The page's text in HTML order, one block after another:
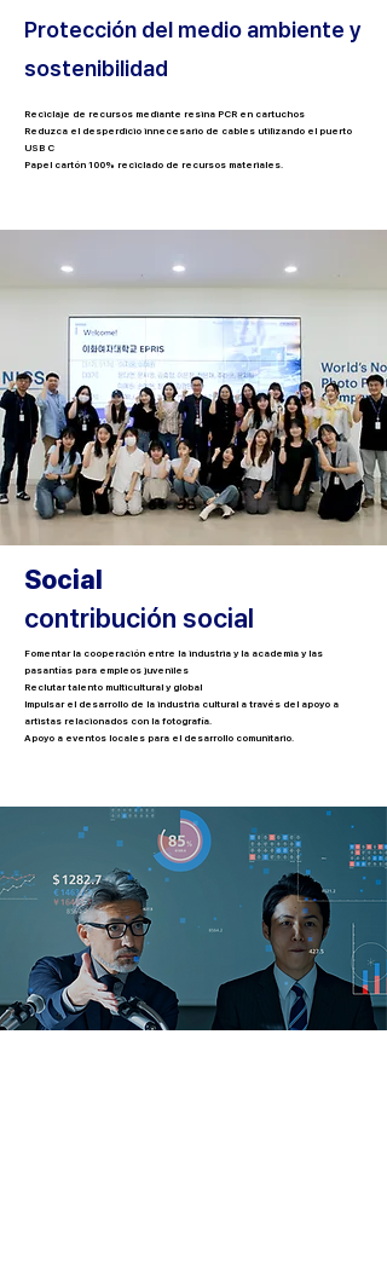
Protección del medio ambiente y
sostenibilidad
Reciclaje de recursos mediante resina PCR en cartuchos
Reduzca el desperdicio innecesario de cables utilizando el puerto
USB C
Papel cartón 100% reciclado de recursos materiales.
Social
contribución social
Fomentar la cooperación entre la industria y la academia y las
pasantías para empleos juveniles
Reclutar talento multicultural y global
Impulsar el desarrollo de la industria cultural a través del apoyo a
artistas relacionados con la fotografía.
Apoyo a eventos locales para el desarrollo comunitario.